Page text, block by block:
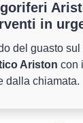
in
del guasto sul
Ariston con
dalla chiamata.